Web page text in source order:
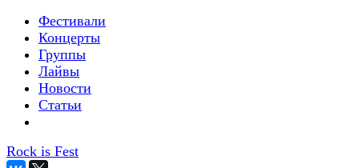
Фестивали
Концерты
Группы
Лайвы
Новости
Статьи
Rock is Fest